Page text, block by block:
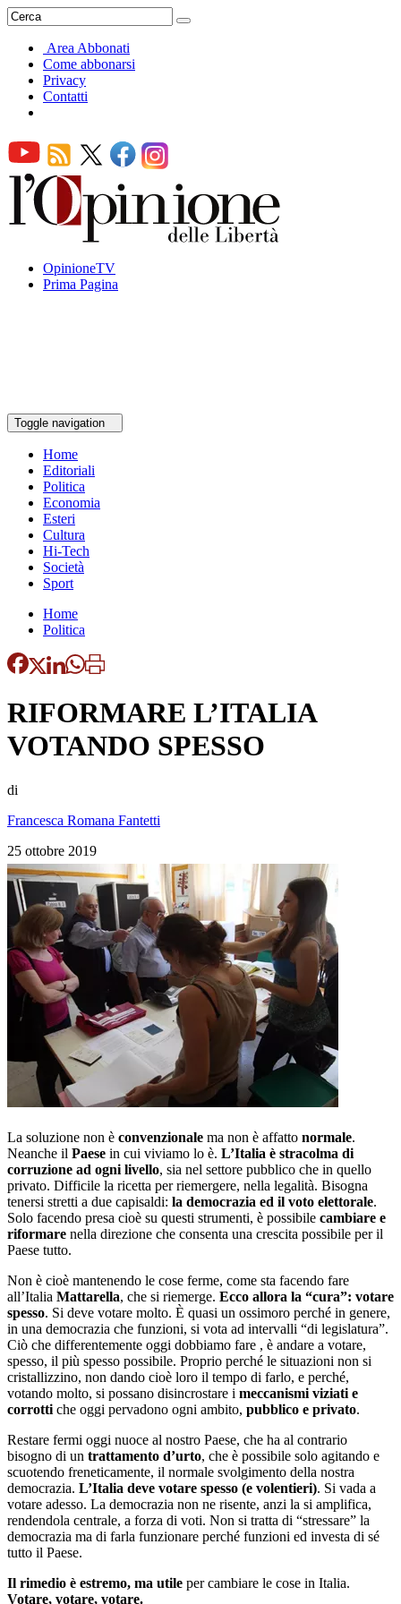
Area Abbonati
Come abbonarsi
Privacy
Contatti
OpinioneTV
Prima Pagina
Toggle navigation
Home
Editoriali
Politica
Economia
Esteri
Cultura
Hi-Tech
Società
Sport
Home
Politica
RIFORMARE L’ITALIA
VOTANDO SPESSO
di
Francesca Romana Fantetti
25 ottobre 2019
La soluzione non è convenzionale ma non è affatto normale.
Neanche il Paese in cui viviamo lo è. L’Italia è stracolma di
corruzione ad ogni livello, sia nel settore pubblico che in quello
privato. Difficile la ricetta per riemergere, nella legalità. Bisogna
tenersi stretti a due capisaldi: la democrazia ed il voto elettorale.
Solo facendo presa cioè su questi strumenti, è possibile cambiare e
riformare nella direzione che consenta una crescita possibile per il
Paese tutto.
Non è cioè mantenendo le cose ferme, come sta facendo fare
all’Italia Mattarella, che si riemerge. Ecco allora la “cura”: votare
spesso. Si deve votare molto. È quasi un ossimoro perché in genere,
in una democrazia che funzioni, si vota ad intervalli “di legislatura”.
Ciò che differentemente oggi dobbiamo fare , è andare a votare,
spesso, il più spesso possibile. Proprio perché le situazioni non si
cristallizzino, non dando cioè loro il tempo di farlo, e perché,
votando molto, si possano disincrostare i meccanismi viziati e
corrotti che oggi pervadono ogni ambito, pubblico e privato.
Restare fermi oggi nuoce al nostro Paese, che ha al contrario
bisogno di un trattamento d’urto, che è possibile solo agitando e
scuotendo freneticamente, il normale svolgimento della nostra
democrazia. L’Italia deve votare spesso (e volentieri). Si vada a
votare adesso. La democrazia non ne risente, anzi la si amplifica,
rendendola centrale, a forza di voti. Non si tratta di “stressare” la
democrazia ma di farla funzionare perché funzioni ed investa di sé
tutto il Paese.
Il rimedio è estremo, ma utile per cambiare le cose in Italia.
Votare, votare, votare.